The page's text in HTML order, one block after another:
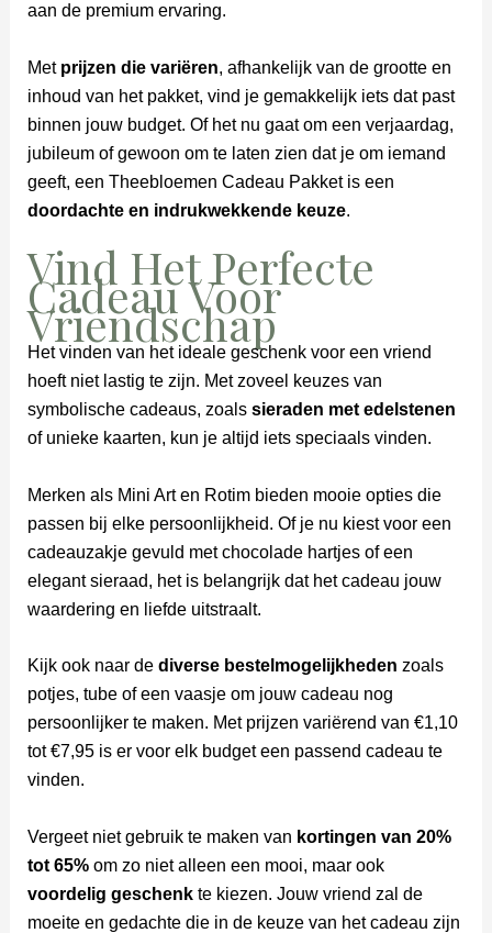
aan de premium ervaring.
Met prijzen die variëren, afhankelijk van de grootte en
inhoud van het pakket, vind je gemakkelijk iets dat past
binnen jouw budget. Of het nu gaat om een verjaardag,
jubileum of gewoon om te laten zien dat je om iemand
geeft, een Theebloemen Cadeau Pakket is een
doordachte en indrukwekkende keuze.
Vind Het Perfecte
Cadeau Voor
Vriendschap
Het vinden van het ideale geschenk voor een vriend
hoeft niet lastig te zijn. Met zoveel keuzes van
symbolische cadeaus, zoals sieraden met edelstenen
of unieke kaarten, kun je altijd iets speciaals vinden.
Merken als Mini Art en Rotim bieden mooie opties die
passen bij elke persoonlijkheid. Of je nu kiest voor een
cadeauzakje gevuld met chocolade hartjes of een
elegant sieraad, het is belangrijk dat het cadeau jouw
waardering en liefde uitstraalt.
Kijk ook naar de diverse bestelmogelijkheden zoals
potjes, tube of een vaasje om jouw cadeau nog
persoonlijker te maken. Met prijzen variërend van €1,10
tot €7,95 is er voor elk budget een passend cadeau te
vinden.
Vergeet niet gebruik te maken van kortingen van 20%
tot 65%om zo niet alleen een mooi, maar ook
voordelig geschenkte kiezen. Jouw vriend zal de
moeite en gedachte die in de keuze van het cadeau zijn